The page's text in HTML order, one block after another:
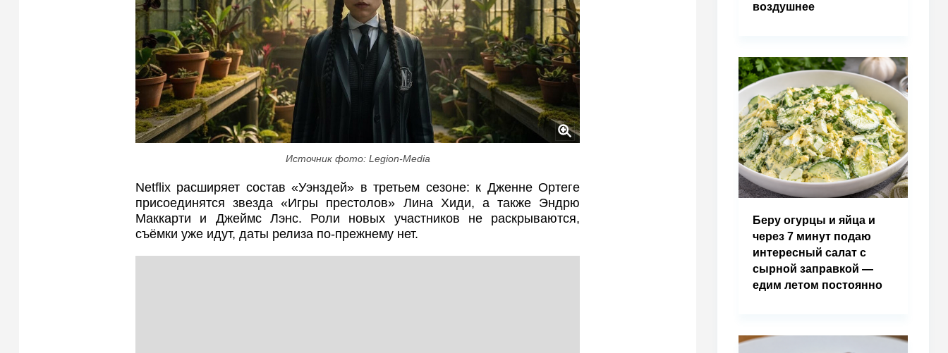
Источник фото: Legion-Media
Netflix расширяет состав «Уэнздей» в третьем сезоне: к Дженне Ортеге
присоединятся звезда «Игры престолов» Лина Хиди, а также Эндрю
Маккарти и Джеймс Лэнс. Роли новых участников не раскрываются,
съёмки уже идут, даты релиза по‑прежнему нет.
воздушнее
Беру огурцы и яйца и
через 7 минут подаю
интересный салат с
сырной заправкой —
едим летом постоянно